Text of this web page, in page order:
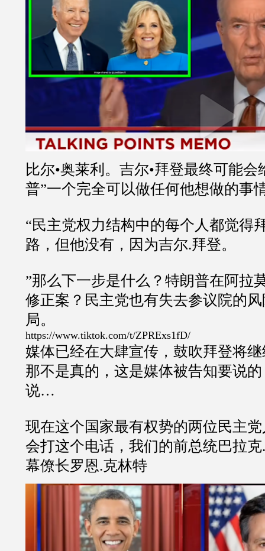
比尔•奥莱利。吉尔•拜登最终可能会
普”一个完全可以做任何他想做的事
“民主党权力结构中的每个人都觉得
路，但他没有，因为吉尔.拜登。
”那么下一步是什么？特朗普在阿拉
修正案？民主党也有失去参议院的
局。
https://www.tiktok.com/t/ZPRExs1fD/
媒体已经在大肆宣传，鼓吹拜登将
那不是真的，这是媒体被告知要说
说…
现在这个国家最有权势的两位民主
会打这个电话，我们的前总统巴拉
幕僚长罗恩.克林特